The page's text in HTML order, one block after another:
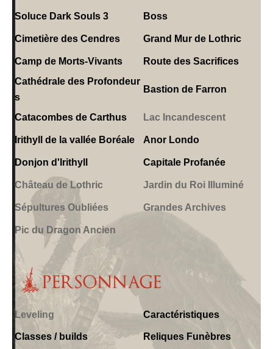
Soluce Dark Souls 3 Boss
Cimetière des Cendres Grand Mur de Lothric
Camp de Morts-Vivants
Route des Sacrifices
Cathédrale des Profondeur
s
Bastion de Farron
Catacombes de Carthus Lac Incandescent
Irithyll de la vallée Boréale Anor Londo
Donjon d'Irithyll Capitale Profanée
Château de Lothric Jardin du Roi Illuminé
Sépultures Oubliées Grandes Archives
Pic du Dragon Ancien
Leveling Caractéristiques
Classes / builds Reliques Funèbres